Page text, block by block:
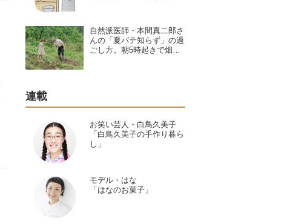
自然派医師・本間真二郎さ
んの「夏バテ知らず」の過
ごし方。朝5時起きで畑
連載
お笑い芸人・白鳥久美子
「白鳥久美子の手作り暮ら
し」
モデル・はな
「はなのお菓子」